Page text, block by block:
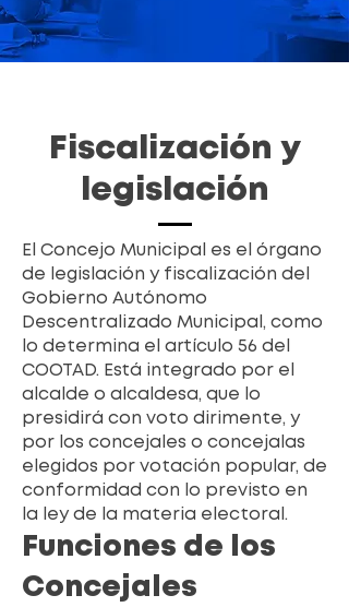
Fiscalización y
legislación
El Concejo Municipal es el órgano
de legislación y fiscalización del
Gobierno Autónomo
Descentralizado Municipal, como
lo determina el artículo 56 del
COOTAD. Está integrado por el
alcalde o alcaldesa, que lo
presidirá con voto dirimente, y
por los concejales o concejalas
elegidos por votación popular, de
conformidad con lo previsto en
la ley de la materia electoral.
Funciones de los
Concejales